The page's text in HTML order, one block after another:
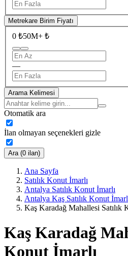
Metrekare Birim Fiyatı
0 ₺50M+ ₺
—
Arama Kelimesi
Otomatik ara
İlan olmayan seçenekleri gizle
Ara (0 ilan)
Ana Sayfa
Satılık Konut İmarlı
Antalya Satılık Konut İmarlı
Antalya Kaş Satılık Konut
Kaş Karadağ Mahallesi Satılık
Kaş Karadağ
Konut İmarlı